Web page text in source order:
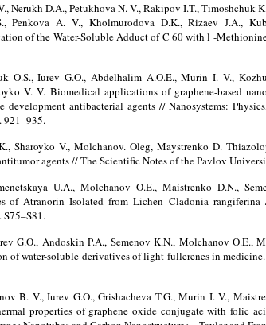
Nerukh D.A., Petukhova N. V., Rakipov I.T., Timoshchuk
Penkova A. V., Kholmurodova D.K., Rizaev J.A.,
of the Water-Soluble Adduct of C 60 with l -
O.S., Iurev G.O., Abdelhalim A.O.E., Murin I. V.,
V. V. Biomedical applications of graphene-based
antibacterial agents // Nanosystems:
921–935.
Sharoyko V., Molchanov. Oleg, Maystrenko D.
agents // The Scientific Notes of the Pavlov
U.A., Molchanov O.E., Maistrenko D.N.,
of Atranorin Isolated from Lichen Cladonia
G.O., Andoskin P.A., Semenov K.N., Molchanov O.E.,
of water-soluble derivatives of light fullerenes in
B. V., Iurev G.O., Grishacheva T.G., Murin I. V.,
properties of graphene oxide conjugate with folic